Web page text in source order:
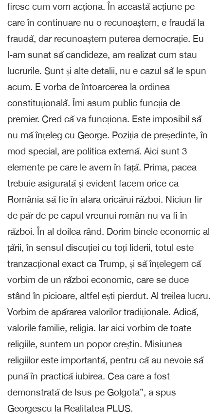
firesc cum vom acționa. În această acțiune pe
care în continuare nu o recunoaștem, e fraudă la
fraudă, dar recunoaștem puterea democrație. Eu
l-am sunat să candideze, am realizat cum stau
lucrurile. Sunt și alte detalii, nu e cazul să le spun
acum. E vorba de întoarcerea la ordinea
constituțională. Îmi asum public funcția de
premier. Cred că va funcționa. Este imposibil să
nu mă înțeleg cu George. Poziția de președinte, în
mod special, are politica externă. Aici sunt 3
elemente pe care le avem în față. Prima, pacea
trebuie asigurată și evident facem orice ca
România să fie în afara oricărui război. Niciun fir
de păr de pe capul vreunui român nu va fi în
război. În al doilea rând. Dorim binele economic al
țării, în sensul discuției cu toți liderii, totul este
tranzacțional exact ca Trump, și să înțelegem că
vorbim de un război economic, care se duce
stând în picioare, altfel ești pierdut. Al treilea lucru.
Vorbim de apărarea valorilor tradiționale. Adică,
valorile familie, religia. Iar aici vorbim de toate
religiile, suntem un popor creștin. Misiunea
religiilor este importantă, pentru că au nevoie să
pună în practică iubirea. Cea care a fost
demonstrată de Isus pe Golgota”, a spus
Georgescu la Realitatea PLUS.